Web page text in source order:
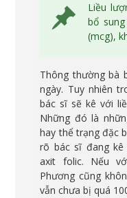
Liều
bổ
(mcg),
Thông thường bà
ngày. Tuy nhiên
bác sĩ sẽ kê với
Những đó là
hay thể trạng đặc
rõ bác sĩ đang kê
axit folic. Nếu
Phương cũng
vẫn chưa bị quá